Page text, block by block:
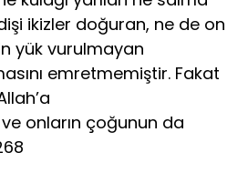
ikizler doğuran, ne de on
yük vurulmayan
emretmemiştir. Fakat
onların çoğunun da